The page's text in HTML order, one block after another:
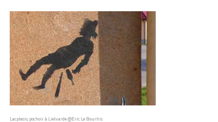
Lacplesis, pochoir à Lielvarde @Eric Le Bourhis